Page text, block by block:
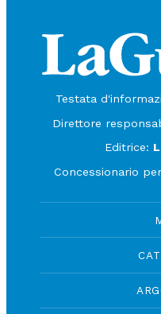
Testata
Direttore
Editrice:
Concessionario